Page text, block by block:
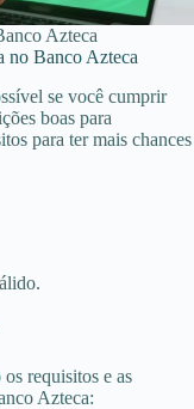
Azteca
no Banco Azteca
se você cumprir
boas para
para ter mais chances
requisitos e as
Azteca: